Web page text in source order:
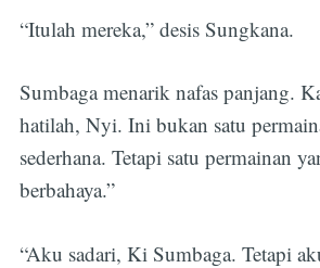
“Itulah mereka,” desis Sungkana.
Sumbaga menarik nafas panjang.
hatilah, Nyi. Ini bukan satu
sederhana. Tetapi satu permainan
berbahaya.”
“Aku sadari, Ki Sumbaga. Tetapi